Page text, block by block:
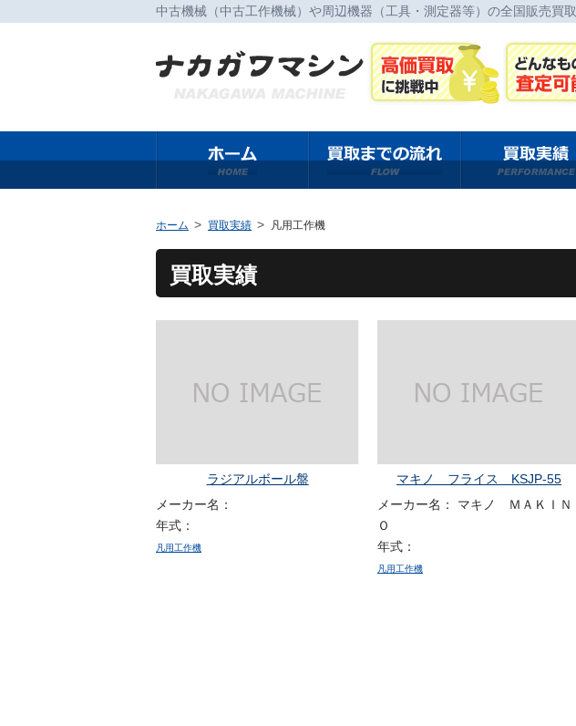
中古機械（中古工作機械）や周辺機器（工具・測定器等）の全国販売買取
ホーム 買取実績 凡用工作機
買取実績
ラジアルボール盤
メーカー名：
年式：
凡用工作機
マキノ フライス KSJP-55
メーカー名： マキノ ＭＡＫＩＮ
Ｏ
年式：
凡用工作機